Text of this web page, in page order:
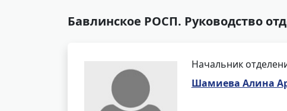
Бавлинское РОСП. Руководство
Начальник
Шамиева Алина